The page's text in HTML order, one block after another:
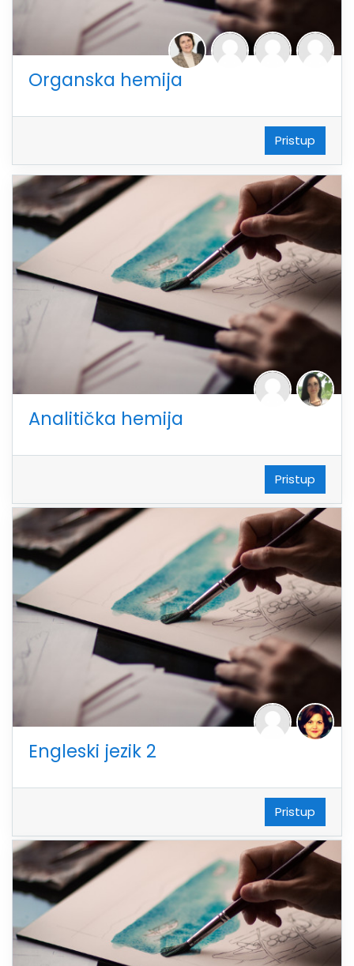
Organska hemija
Pristup
Analitička hemija
Pristup
Engleski jezik 2
Pristup